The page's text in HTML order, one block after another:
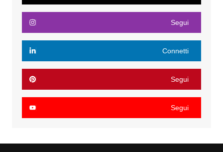
Segui
Connetti
Segui
Segui